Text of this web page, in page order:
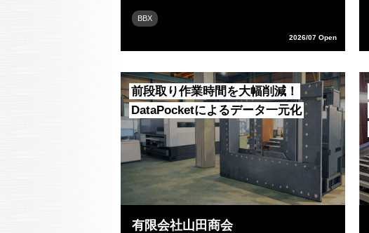
BBX
2026/07 Open
前段取り作業時間を大幅削減！
DataPocketによるデータ一元化
有限会社山田商会